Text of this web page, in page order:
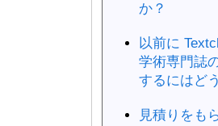
か？
以前に
学術専門誌
するにはど
見積りをも